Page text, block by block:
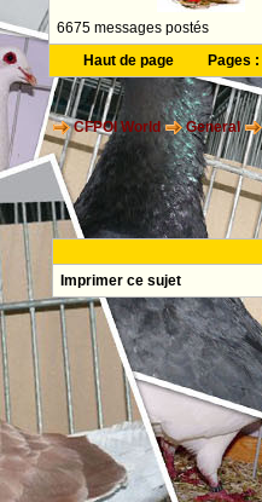
6675 messages postés
Haut de page Pages :
CFPOI World General
Imprimer ce sujet